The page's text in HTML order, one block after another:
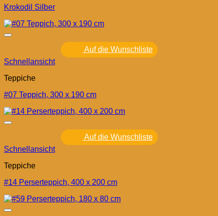
Krokodil Silber
Auf die Wunschliste
Schnellansicht
Teppiche
#07 Teppich, 300 x 190 cm
Auf die Wunschliste
Schnellansicht
Teppiche
#14 Perserteppich, 400 x 200 cm